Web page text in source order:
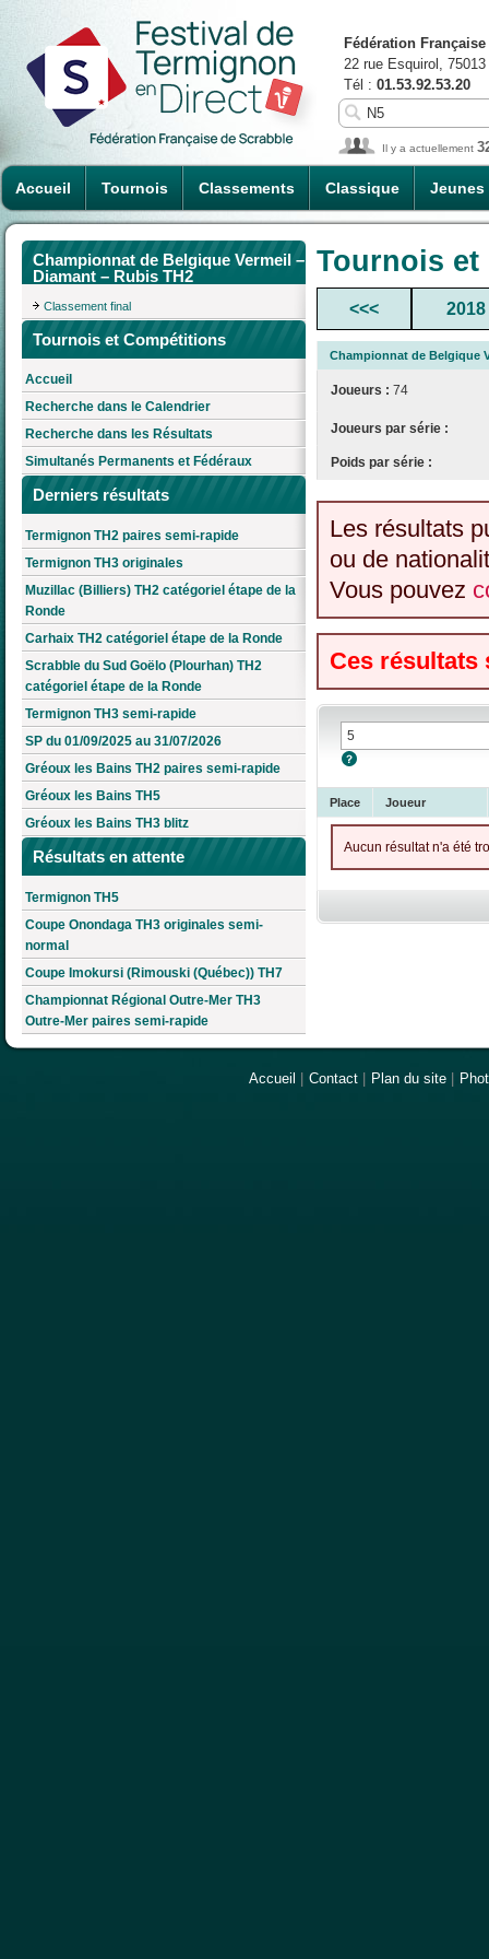
Accueil Tournois Classements Classique Jeunes
Fédération
22 rue Esquirol,
Tél : 01.53.92.53.20
Il y a actuellement
Championnat de Belgique Vermeil –
Diamant – Rubis TH2
Classement final
Tournois et Compétitions
Accueil
Recherche dans le Calendrier
Recherche dans les Résultats
Simultanés Permanents et Fédéraux
Derniers résultats
Termignon TH2 paires semi-rapide
Termignon TH3 originales
Muzillac (Billiers) TH2 catégoriel étape de la
Ronde
Carhaix TH2 catégoriel étape de la Ronde
Scrabble du Sud Goëlo (Plourhan) TH2
catégoriel étape de la Ronde
Termignon TH3 semi-rapide
SP du 01/09/2025 au 31/07/2026
Gréoux les Bains TH2 paires semi-rapide
Gréoux les Bains TH5
Gréoux les Bains TH3 blitz
Résultats en attente
Termignon TH5
Coupe Onondaga TH3 originales semi-
normal
Coupe Imokursi (Rimouski (Québec)) TH7
Championnat Régional Outre-Mer TH3
Outre-Mer paires semi-rapide
Tournois
<<< 2018
Championnat de Belgique
Joueurs : 74
Joueurs par série :
Poids par série :
Les résultats
ou de
Vous pouvez
Ces résultats
Place Joueur
Aucun résultat n'a été
Accueil Contact Plan du site